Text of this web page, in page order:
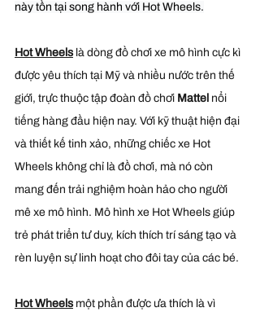
này tồn tại song hành với Hot Wheels.
Hot Wheels là dòng đồ chơi xe mô hình cực kì
được yêu thích tại Mỹ và nhiều nước trên thế
giới, trực thuộc tập đoàn đồ chơi Mattel nổi
tiếng hàng đầu hiện nay. Với kỹ thuật hiện đại
và thiết kế tinh xảo, những chiếc xe Hot
Wheels không chỉ là đồ chơi, mà nó còn
mang đến trải nghiệm hoàn hảo cho người
mê xe mô hình. Mô hình xe Hot Wheels giúp
trẻ phát triển tư duy, kích thích trí sáng tạo và
rèn luyện sự linh hoạt cho đôi tay của các bé.
Hot Wheels một phần được ưa thích là vì